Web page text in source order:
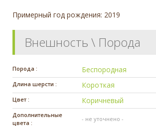
Примерный год рождения: 2019
Внешность \ Порода
Порода : Беспородная
Длина шерсти : Короткая
Цвет : Коричневый
Дополнительные
цвета :
- не уточнено -